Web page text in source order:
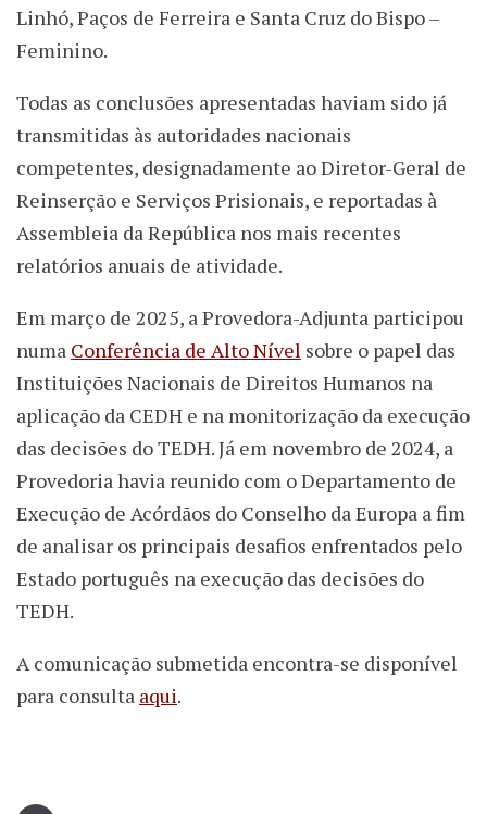
Linhó, Paços de Ferreira e Santa Cruz do Bispo –
Feminino.
Todas as conclusões apresentadas haviam sido já
transmitidas às autoridades nacionais
competentes, designadamente ao Diretor-Geral de
Reinserção e Serviços Prisionais, e reportadas à
Assembleia da República nos mais recentes
relatórios anuais de atividade.
Em março de 2025, a Provedora-Adjunta participou
numa Conferência de Alto Nível sobre o papel das
Instituições Nacionais de Direitos Humanos na
aplicação da CEDH e na monitorização da execução
das decisões do TEDH. Já em novembro de 2024, a
Provedoria havia reunido com o Departamento de
Execução de Acórdãos do Conselho da Europa a fim
de analisar os principais desafios enfrentados pelo
Estado português na execução das decisões do
TEDH.
A comunicação submetida encontra-se disponível
para consulta aqui.